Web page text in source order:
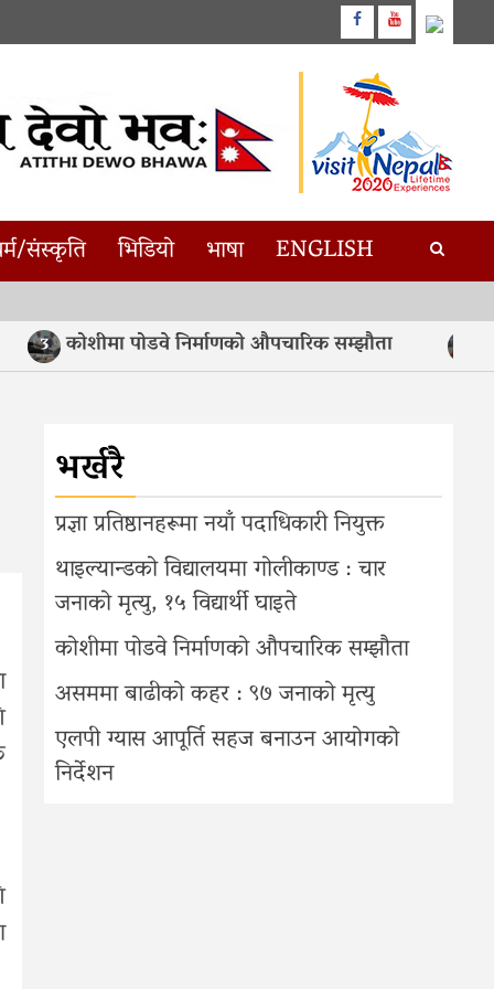
Facebook
Youtube
संस्कृति भिडियो भाषा ENGLISH
कोशीमा पोडवे निर्माणको औपचारिक सम्झौता
भर्खरै
प्रज्ञा प्रतिष्ठानहरूमा नयाँ पदाधिकारी नियुक्त
थाइल्यान्डको विद्यालयमा गोलीकाण्ड : चार
जनाको मृत्यु, १५ विद्यार्थी घाइते
कोशीमा पोडवे निर्माणको औपचारिक सम्झौता
असममा बाढीको कहर : ९७ जनाको मृत्यु
एलपी ग्यास आपूर्ति सहज बनाउन आयोगको
निर्देशन